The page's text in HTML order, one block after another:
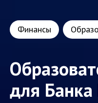
Финансы
для Банка